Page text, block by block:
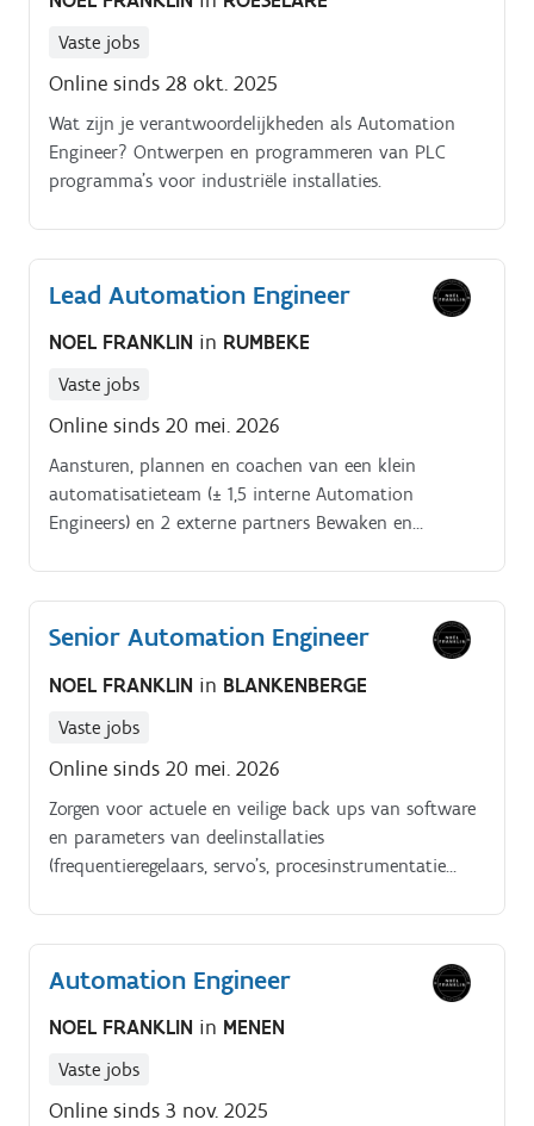
Vaste jobs
Online sinds 28 okt. 2025
Wat zijn je verantwoordelijkheden als Automation
Engineer? Ontwerpen en programmeren van PLC
programma’s voor industriële installaties.
Lead Automation Engineer
NOEL FRANKLIN in RUMBEKE
Vaste jobs
Online sinds 20 mei. 2026
Aansturen, plannen en coachen van een klein
automatisatieteam (± 1,5 interne Automation
Engineers) en 2 externe partners Bewaken en
Automatisatieprojecten analyseren, voorbereiden en
technisch inhoudelijk opvolgen PLC en HMI
oplossingen beoordelen, bijsturen en valideren binnen
Siemens TIA Portal / Win. CC Eerste en
tweedelijnssupport bieden bij automatisatie
Senior Automation Engineer
NOEL FRANKLIN in BLANKENBERGE
Vaste jobs
Online sinds 20 mei. 2026
Zorgen voor actuele en veilige back ups van software
en parameters van deelinstallaties
(frequentieregelaars, servo’s, procesinstrumentatie
Coördinatie en opvolging van externe contractors bij
software aanpassingen.
Automation Engineer
NOEL FRANKLIN in MENEN
Vaste jobs
Online sinds 3 nov. 2025